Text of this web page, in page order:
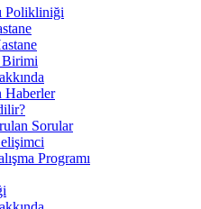
Polikliniği
Birimi
Sorular
Programı